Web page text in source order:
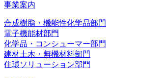
事業案内
合成樹脂・機能性化学品部門
電子機能材部門
化学品・コンシューマー部門
建材土木・無機材料部門
住環ソリューション部門